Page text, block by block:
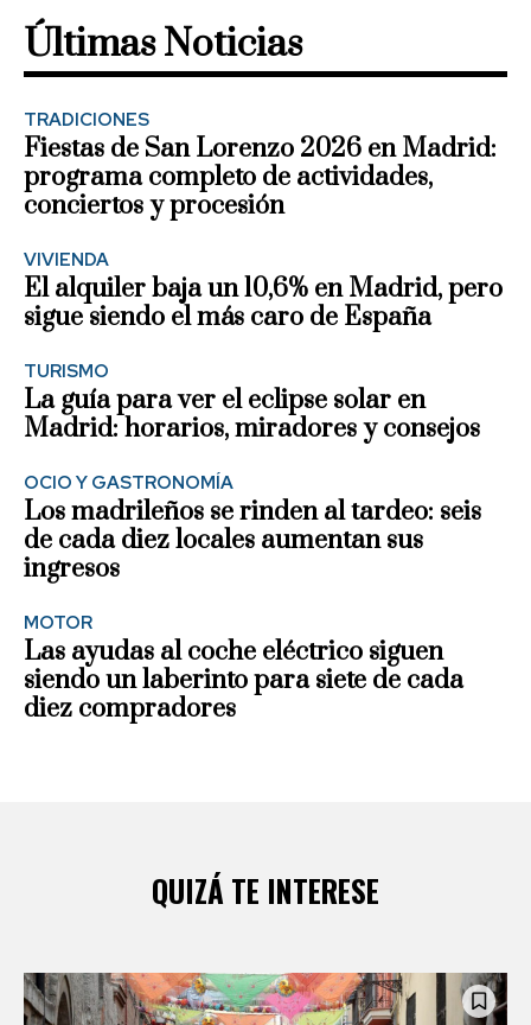
Últimas Noticias
TRADICIONES
Fiestas de San Lorenzo 2026 en Madrid:
programa completo de actividades,
conciertos y procesión
VIVIENDA
El alquiler baja un 10,6% en Madrid, pero
sigue siendo el más caro de España
TURISMO
La guía para ver el eclipse solar en
Madrid: horarios, miradores y consejos
OCIO Y GASTRONOMÍA
Los madrileños se rinden al tardeo: seis
de cada diez locales aumentan sus
ingresos
MOTOR
Las ayudas al coche eléctrico siguen
siendo un laberinto para siete de cada
diez compradores
QUIZÁ TE INTERESE